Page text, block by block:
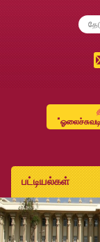
பட்டியல்கள்